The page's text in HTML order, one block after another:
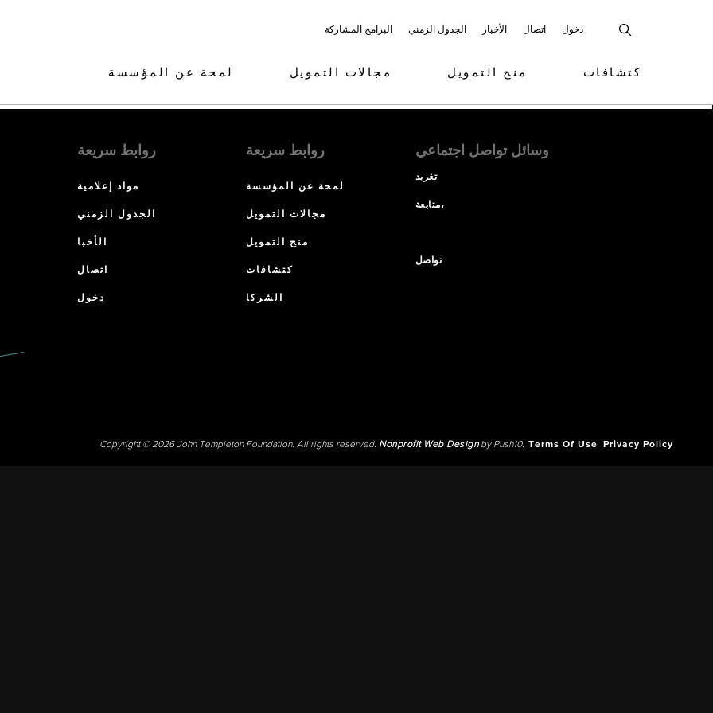
البرامج المشاركة الجدول الزمني الأخبار اتصال دخول
لمحة عن المؤسسة مجالات التمويل منح التمويل كتشافات
روابط سريعة
مواد إعلامية
الجدول الزمني
الأخبا
اتصال
دخول
روابط سريعة
لمحة عن المؤسسة
مجالات التمويل
منح التمويل
كتشافات
الشركا
وسائل تواصل اجتماعي
تغريد
متابعة،
تواصل
Copyright © 2026 John Templeton Foundation. All rights reserved. Nonprofit Web Designby Push10. Terms Of Use Privacy Policy